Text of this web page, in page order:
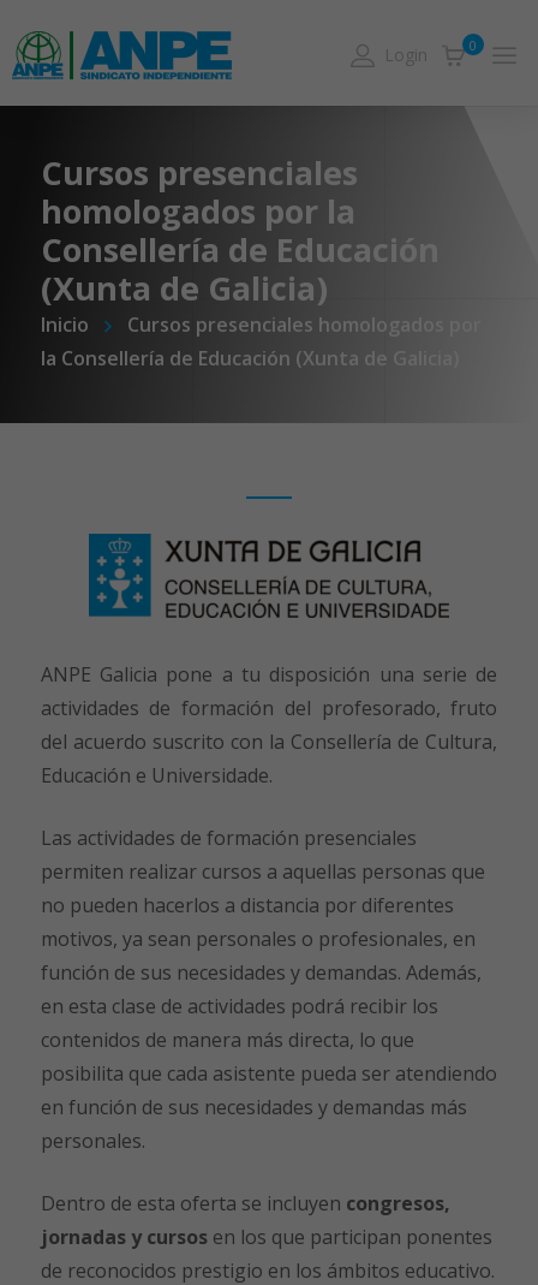
0
Login
Cursos presenciales
homologados por la
Consellería de Educación
(Xunta de Galicia)
Inicio
Cursos presenciales homologados por
la Consellería de Educación (Xunta de Galicia)
ANPE Galicia pone a tu disposición una serie de
actividades de formación del profesorado, fruto
del acuerdo suscrito con la Consellería de Cultura,
Educación e Universidade.
Las actividades de formación presenciales
permiten realizar cursos a aquellas personas que
no pueden hacerlos a distancia por diferentes
motivos, ya sean personales o profesionales, en
función de sus necesidades y demandas. Además,
en esta clase de actividades podrá recibir los
contenidos de manera más directa, lo que
posibilita que cada asistente pueda ser atendiendo
en función de sus necesidades y demandas más
personales.
Dentro de esta oferta se incluyen congresos,
jornadas y cursosen los que participan ponentes
de reconocidos prestigio en los ámbitos educativo.